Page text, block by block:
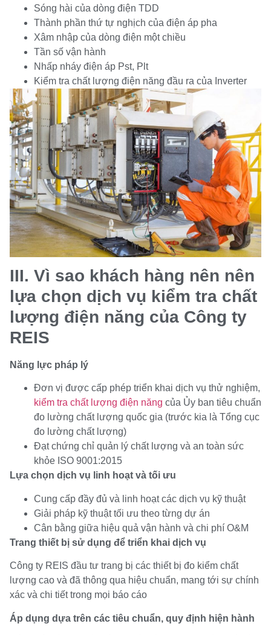
Sóng hài của dòng điện TDD
Thành phần thứ tự nghịch của điện áp pha
Xâm nhập của dòng điện một chiều
Tần số vận hành
Nhấp nháy điện áp Pst, Plt
Kiểm tra chất lượng điện năng đầu ra của Inverter
III. Vì sao khách hàng nên nên
lựa chọn dịch vụ kiểm tra chất
lượng điện năng của Công ty
REIS
Năng lực pháp lý
Đơn vị được cấp phép triển khai dịch vụ thử nghiệm,
kiểm tra chất lượng điện năng của Ủy ban tiêu chuẩn
đo lường chất lượng quốc gia (trước kia là Tổng cục
đo lường chất lượng)
Đạt chứng chỉ quản lý chất lượng và an toàn sức
khỏe ISO 9001:2015
Lựa chọn dịch vụ linh hoạt và tối ưu
Cung cấp đầy đủ và linh hoạt các dịch vụ kỹ thuật
Giải pháp kỹ thuật tối ưu theo từng dự án
Cân bằng giữa hiệu quả vận hành và chi phí O&M
Trang thiết bị sử dụng để triển khai dịch vụ
Công ty REIS đầu tư trang bị các thiết bị đo kiểm chất
lượng cao và đã thông qua hiệu chuẩn, mang tới sự chính
xác và chi tiết trong mọi báo cáo
Áp dụng dựa trên các tiêu chuẩn, quy định hiện hành